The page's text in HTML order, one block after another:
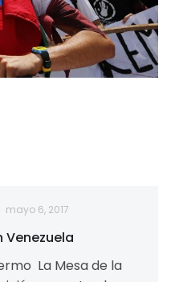
mayo 6, 2017
Venezuela
La Mesa de la